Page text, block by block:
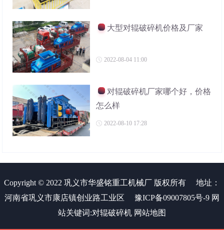
大型对辊破碎机价格及厂家
2022-08-04 11:00
对辊破碎机厂家哪个好，价格
怎么样
2022-08-10 17:28
Copyright © 2022 巩义市华盛铭重工机械厂 版权所有
地址：
河南省巩义市康店镇创业路工业区
豫ICP备09007805号-9 网
站关键词:对辊破碎机 网站地图